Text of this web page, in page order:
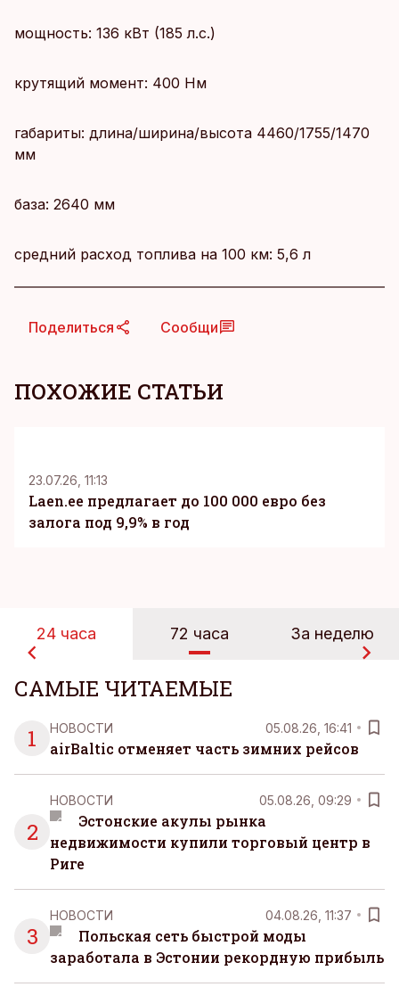
мощность: 136 кВт (185 л.с.)
крутящий момент: 400 Нм
габариты: длина/ширина/высота 4460/1755/1470
мм
база: 2640 мм
средний расход топлива на 100 км: 5,6 л
Поделиться Сообщи
ПОХОЖИЕ СТАТЬИ
23.07.26, 11:13
Laen.ee предлагает до 100 000 евро без
залога под 9,9% в год
24 часа 72 часа За неделю
САМЫЕ ЧИТАЕМЫЕ
1
НОВОСТИ 05.08.26, 16:41
airBaltic отменяет часть зимних рейсов
2
НОВОСТИ 05.08.26, 09:29
Эстонские акулы рынка
недвижимости купили торговый центр в
Риге
3
НОВОСТИ 04.08.26, 11:37
Польская сеть быстрой моды
заработала в Эстонии рекордную прибыль